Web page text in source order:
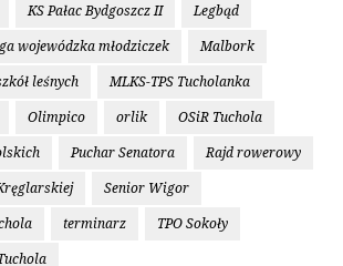
KS Pałac Bydgoszcz II
Legbąd
wojewódzka młodziczek
Malbork
leśnych
MLKS-TPS Tucholanka
Olimpico orlik
OSiR Tuchola
Puchar Senatora
Rajd rowerowy
Senior Wigor
terminarz
TPO Sokoły